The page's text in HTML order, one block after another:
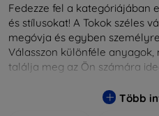
Fedezze fel a kategóriájában
és stílusokat! A Tokok széles
megóvja és egyben
Válasszon különféle anyagok,
találja meg az Ön számára
dizájnos mintákról, nálunk
Több